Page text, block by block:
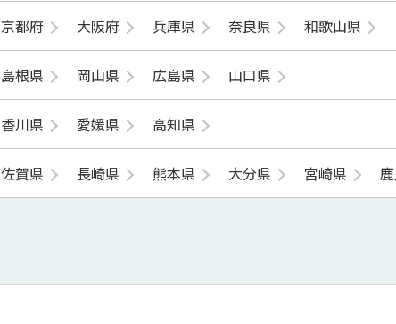
京都府 大阪府 兵庫県 奈良県 和歌山県
島根県 岡山県 広島県 山口県
香川県 愛媛県 高知県
佐賀県 長崎県 熊本県 大分県 宮崎県